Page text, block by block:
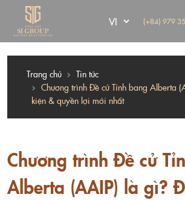
(+84) 979
Trang chủ
Tin tức
Chương trình Đề cử Tỉnh bang Alberta
kiện & quyền lợi mới nhất
Chương trình Đề cử
Alberta (AAIP) là gì?